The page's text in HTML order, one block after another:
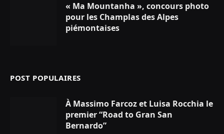
« Ma Mountanha », concours photo
pour les Champlas des Alpes
piémontaises
POST POPULAIRES
À Massimo Farcoz et Luisa Rocchia le
premier “Road to Gran San
Bernardo”